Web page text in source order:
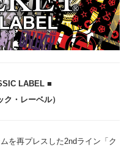
LABEL ■
ク・レーベル）
を再プレスした2ndライン「ク